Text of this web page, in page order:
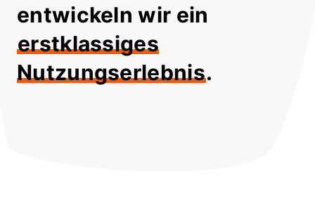
entwickeln wir ein
erstklassiges
Nutzungserlebnis.